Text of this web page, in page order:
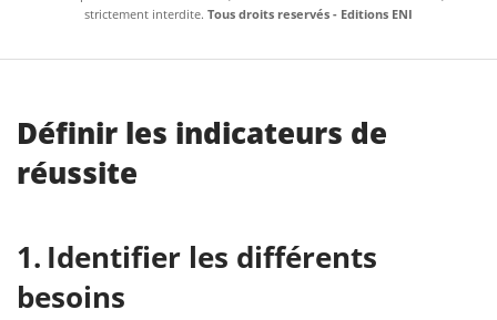
strictement interdite. Tous droits reservés - Editions ENI
Définir les indicateurs de
réussite
Identifier les différents
besoins